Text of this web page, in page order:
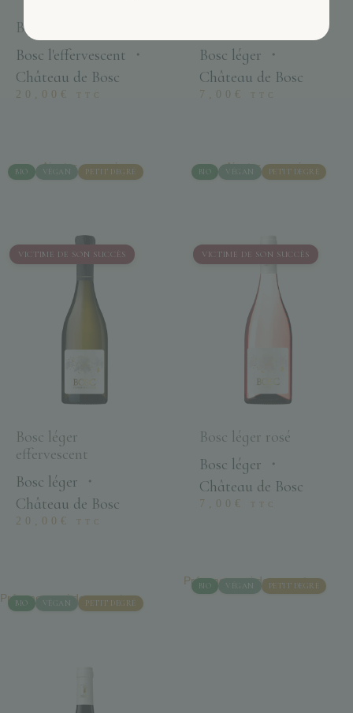
BIO VÉGAN PETIT DEGRÉ
Bosc l’effervescence
Bosc l'effervescent ・
Château de Bosc
20,00 € TTC
Ajouter au panier BIO VÉGAN PETIT DEGRÉ
Bosc léger ・
Château de Bosc
7,00 € TTC
Ajouter au panier
VICTIME DE SON SUCCÈS
BIO VÉGAN PETIT DEGRÉ
Bosc léger
effervescent
Bosc léger ・
Château de Bosc
20,00 € TTC
Prévenez-moi de son retour
VICTIME DE SON SUCCÈS
BIO VÉGAN PETIT DEGRÉ
Bosc léger rosé
Bosc léger ・
Château de Bosc
7,00 € TTC
Prévenez-moi de son retour